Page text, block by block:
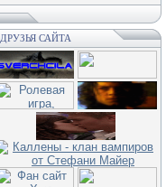
ДРУЗЬЯ САЙТА